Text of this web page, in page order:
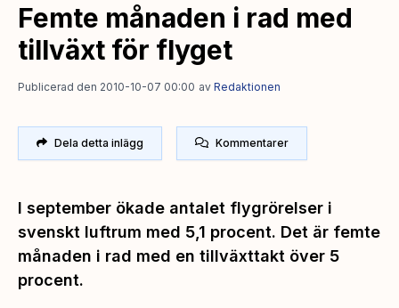
Femte månaden i rad med
tillväxt för flyget
Publicerad den 2010-10-07 00:00 av Redaktionen
Dela detta inlägg Kommentarer
I september ökade antalet flygrörelser i
svenskt luftrum med 5,1 procent. Det är femte
månaden i rad med en tillväxttakt över 5
procent.